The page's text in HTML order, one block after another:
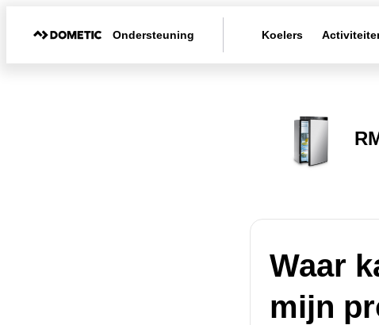
Ondersteuning Koelers
Waar
mijn